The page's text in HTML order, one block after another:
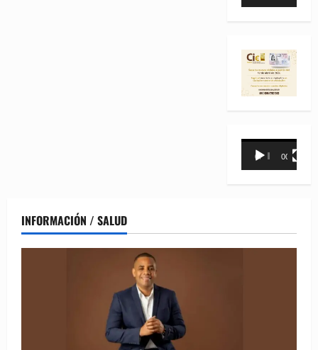
Reproductor
00:00 00:31
INFORMACIÓN / SALUD